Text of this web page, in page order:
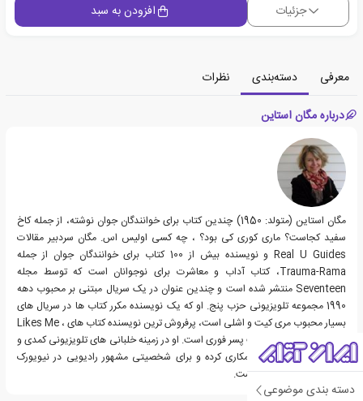
دسته بندی موضوعی
جزئیات افزودن به سبد
معرفی دسته‌بندی
نظرات
درباره مگان استاین
مگان استاین (متولد: 1950) چندین کتاب برای خوانندگان جوان نوشته، از جمله کاخ
سفید کجاست؟ ماری کوری کی بود؟ ، چه کسی اولیس اس. مگان سردبیر مقالات
Real U Guides و نویسنده بیش از 100 کتاب برای خوانندگان جوان از جمله
Trauma-Rama، کتاب آداب و معاشرت برای نوجوانان است که توسط مجله
Seventeen منتشر شده است و چندین عنوان در یک سریال مبتنی بر محبوب دهه
1990 مجموعه تلویزیونی حزب پنج. او که یک نویسنده مکرر کتاب ها در سریال های
بسیار محبوب مری کیت و اشلی است، پرفروش ترین نویسنده کتاب های Likes Me ،
Likes Me Not و دوست پسر فوری است. او در زمینه خلبانی های تلویزیونی کمدی و
درام با CBS و ABC همکاری کرده و برای شخصیتی مشهور رادیویی در نیویورک
مطالب کمدی را نگاشته است.